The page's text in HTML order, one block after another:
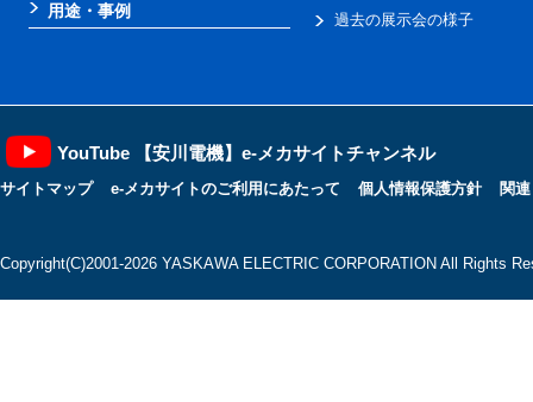
用途・事例
過去の展示会の様子
YouTube 【安川電機】e-メカサイトチャンネル
サイトマップ e-メカサイトのご利用にあたって 個人情報保護方針 関
Copyright(C)2001‐2026 YASKAWA ELECTRIC CORPORATION All Rights